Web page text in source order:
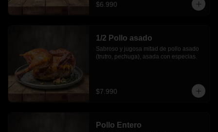
$6.990
1/2 Pollo asado
Sabroso y jugosa mitad de pollo asado
(trutro, pechuga), asada con especias.
$7.990
Pollo Entero